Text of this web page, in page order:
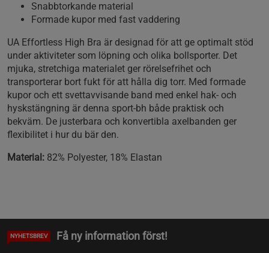
Snabbtorkande material
Formade kupor med fast vaddering
UA Effortless High Bra är designad för att ge optimalt stöd
under aktiviteter som löpning och olika bollsporter. Det
mjuka, stretchiga materialet ger rörelsefrihet och
transporterar bort fukt för att hålla dig torr. Med formade
kupor och ett svettavvisande band med enkel hak- och
hyskstängning är denna sport-bh både praktisk och
bekväm. De justerbara och konvertibla axelbanden ger
flexibilitet i hur du bär den.
Material: 82% Polyester, 18% Elastan
NYHETSBREV Få ny information först!